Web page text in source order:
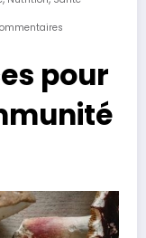
pour